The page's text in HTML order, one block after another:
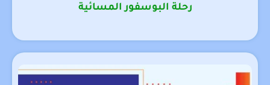
رحلة البوسفور المسائية